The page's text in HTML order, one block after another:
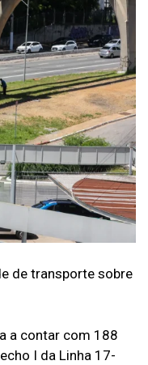
de transporte sobre
a contar com 188
I da Linha 17-